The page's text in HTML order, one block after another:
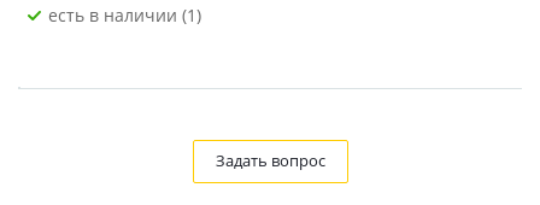
Есть в наличии (1)
Задать вопрос